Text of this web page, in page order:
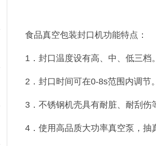
食品真空包装封口机功能特点：
1．封口温度设有高、中、低三档。
2．封口时间可在0-8s范围内调节。
3．不锈钢机壳具有耐脏、耐刮伤
4．使用高品质大功率真空泵，抽